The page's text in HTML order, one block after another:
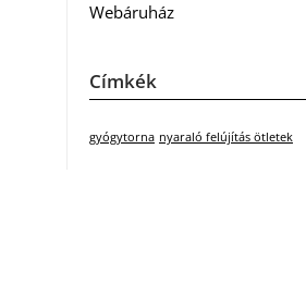
Webáruház
Címkék
gyógytorna nyaraló felújítás ötletek